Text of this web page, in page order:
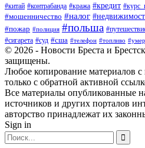
#китай #контрабанда #кража #кредит
#мошенничество #налог
#пожар #полиция #польша
#сигарета #суд #сша #телефон #топливо #умер
© 2026 - Новости Бреста и
защищены.
Любое копирование материалов с
только с обратной активной
Все материалы опубликованные
источников и других порталов
авторство принадлежат их
Sign in